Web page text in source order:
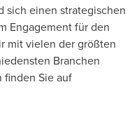
sich einen strategischen
Engagement für den
mit vielen der größten
Branchen
finden Sie auf